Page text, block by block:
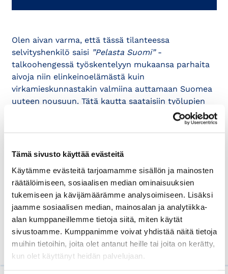
Tämä sivusto käyttää evästeitä
Käytämme evästeitä tarjoamamme sisällön ja mainosten
räätälöimiseen, sosiaalisen median ominaisuuksien
tukemiseen ja kävijämäärämme analysoimiseen. Lisäksi
jaamme sosiaalisen median, mainosalan ja analytiikka-
alan kumppaneillemme tietoja siitä, miten käytät
sivustoamme. Kumppanimme voivat yhdistää näitä tietoja
muihin tietoihin, joita olet antanut heille tai joita on kerätty,
kun olet käyttänyt heidän palvelujaan.
Olen aivan varma, että tässä tilanteessa
selvityshenkilö saisi ”Pelasta Suomi”-
talkoohengessä työskentelyyn mukaansa parhaita
aivoja niin elinkeinoelämästä kuin
virkamieskunnastakin valmiina auttamaan Suomea
uuteen nousuun. Tätä kautta saataisiin työlupien
uudistamisprosessi pidettyä käynnissä koronakriisin
aikanakin. Selvityshenkilön tueksi ryhmittyvä
puhtaalta pöydältä yli hallintokuntasiilojen yhden
Selvityshenkilön ehdotuksilla ei millään tapaa
mitätöitäisi virkamiesten ja konsulttien tekemää
ansiokasta selvitys- ja kehitystyötä, vaan
annettaisiin lisätukea koronan jälkeisen exit-
suunnitelman toteuttamiseen.